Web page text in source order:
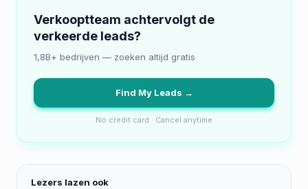
Verkooptteam achtervolgt de
verkeerde leads?
1,8B+ bedrijven — zoeken altijd gratis
Find My Leads →
No credit card · Cancel anytime
Lezers lazen ook